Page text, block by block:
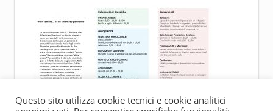
Questo sito utilizza cookie tecnici e cookie analitici